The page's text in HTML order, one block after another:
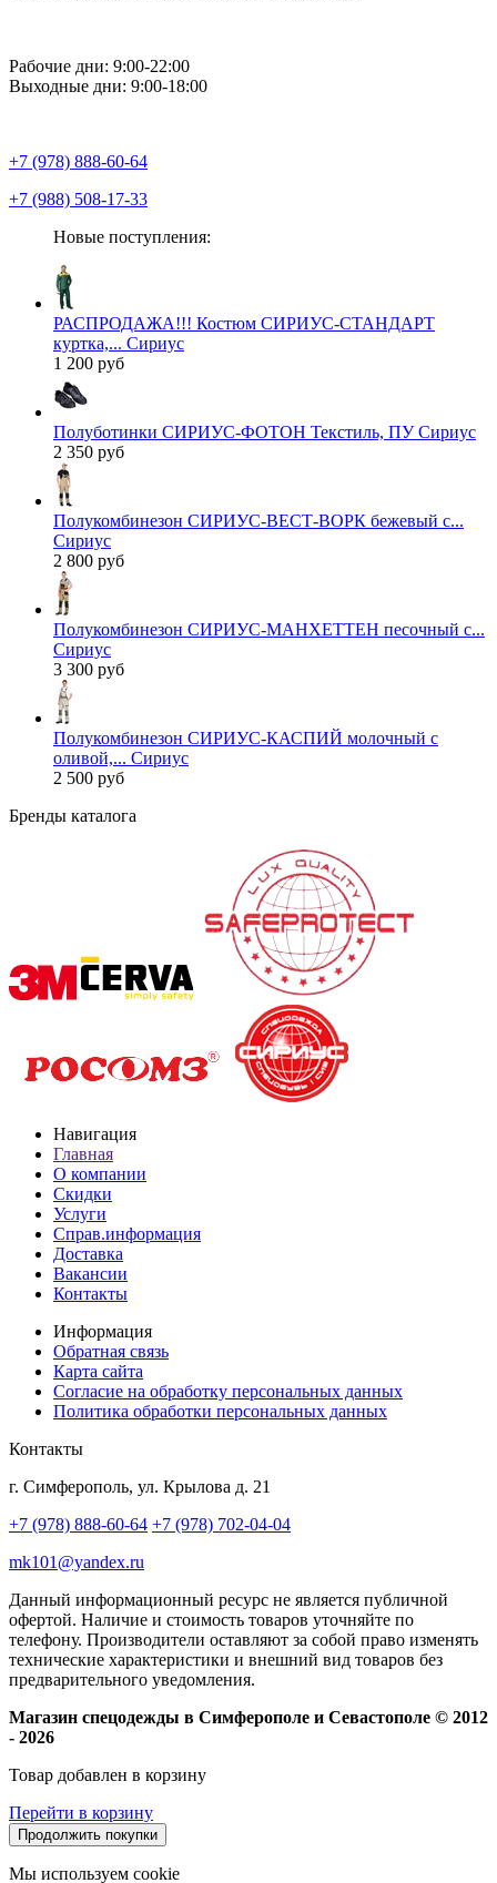
Рабочие дни: 9:00-22:00
Выходные дни: 9:00-18:00
+7 (978) 888-60-64
+7 (988) 508-17-33
Новые поступления:
РАСПРОДАЖА!!! Костюм СИРИУС-СТАНДАРТ
куртка,... Сириус
1 200 руб
Полуботинки СИРИУС-ФОТОН Текстиль, ПУ Сириус
2 350 руб
Полукомбинезон СИРИУС-ВЕСТ-ВОРК бежевый с...
Сириус
2 800 руб
Полукомбинезон СИРИУС-МАНХЕТТЕН песочный с...
Сириус
3 300 руб
Полукомбинезон СИРИУС-КАСПИЙ молочный с
оливой,... Сириус
2 500 руб
Бренды каталога
Навигация
Главная
О компании
Скидки
Услуги
Справ.информация
Доставка
Вакансии
Контакты
Информация
Обратная связь
Карта сайта
Согласие на обработку персональных данных
Политика обработки персональных данных
Контакты
г. Симферополь, ул. Крылова д. 21
+7 (978) 888-60-64 +7 (978) 702-04-04
mk101@yandex.ru
Данный информационный ресурс не является публичной
офертой. Наличие и стоимость товаров уточняйте по
телефону. Производители оставляют за собой право изменять
технические характеристики и внешний вид товаров без
предварительного уведомления.
Магазин спецодежды в Симферополе и Севастополе © 2012
- 2026
Товар добавлен в корзину
Перейти в корзину
Продолжить покупки
Мы используем cookie